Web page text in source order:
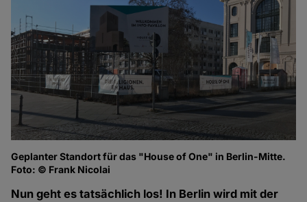
Geplanter Standort für das "House of One" in Berlin-Mitte.
Foto: © Frank Nicolai
Nun geht es tatsächlich los! In Berlin wird mit der